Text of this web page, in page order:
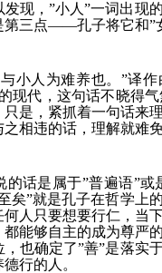
现，”小人”一词出现
第三点——孔子将它和”
小人为难养也。”译
现代，这句话不晓得
是，紧抓着一句话来
相违的话，理解就难
的话是属于”普遍语”
矣”就是孔子在哲学上
人只要想要行仁，当
能够自主的成为尊严
也确定了”善”是落实
行的人。